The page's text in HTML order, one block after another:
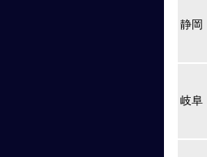
静岡
岐阜